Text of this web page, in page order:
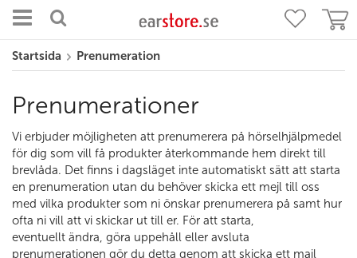
Startsida Prenumeration
Prenumerationer
Vi erbjuder möjligheten att prenumerera på hörselhjälpmedel
för dig som vill få produkter återkommande hem direkt till
brevlåda. Det finns i dagsläget inte automatiskt sätt att starta
en prenumeration utan du behöver skicka ett mejl till oss
med vilka produkter som ni önskar prenumerera på samt hur
ofta ni vill att vi skickar ut till er. För att starta,
eventuellt ändra, göra uppehåll eller avsluta
prenumerationen gör du detta genom att skicka ett mail